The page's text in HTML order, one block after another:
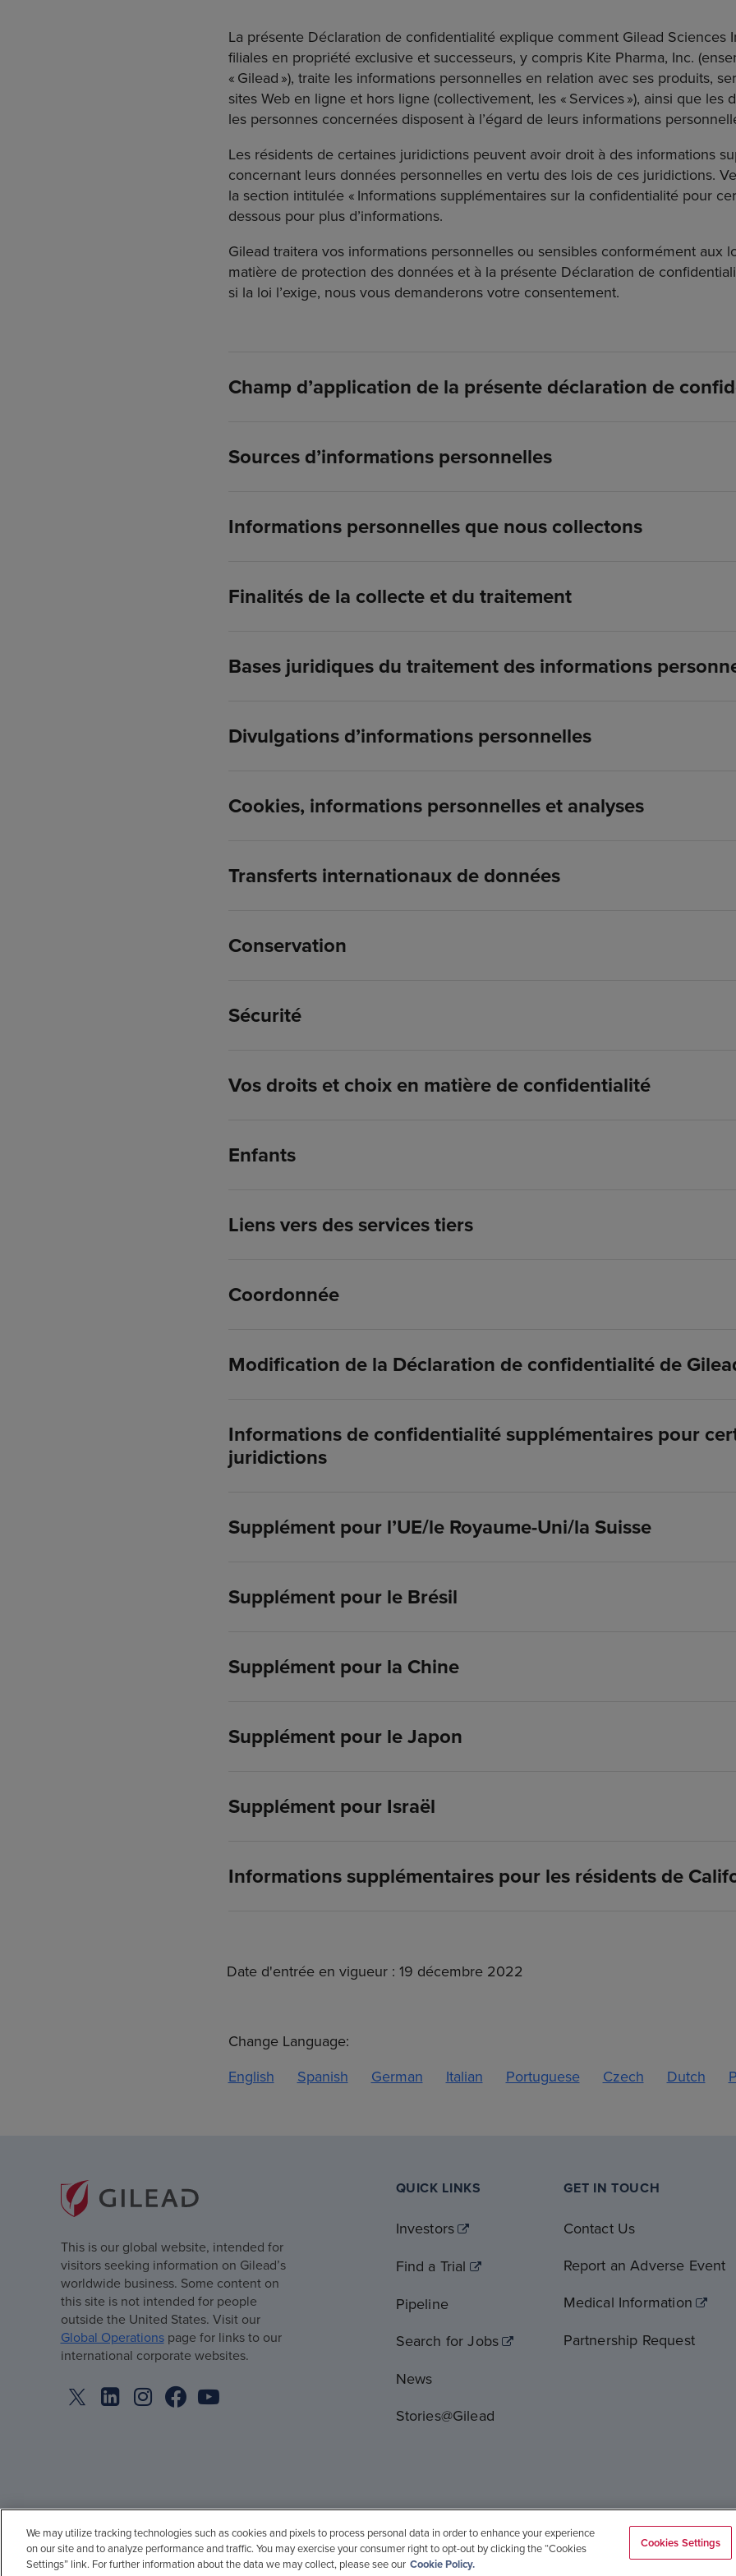
La présente Déclaration de confidentialité explique comment Gilead Sciences
filiales en propriété exclusive et successeurs, y compris Kite Pharma, Inc.
« Gilead »), traite les informations personnelles en relation avec ses produits,
sites Web en ligne et hors ligne (collectivement, les « Services »), ainsi que les
les personnes concernées disposent à l’égard de leurs informations
Les résidents de certaines juridictions peuvent avoir droit à des informations
concernant leurs données personnelles en vertu des lois de ces juridictions.
la section intitulée « Informations supplémentaires sur la confidentialité pour
dessous pour plus d’informations.
Gilead traitera vos informations personnelles ou sensibles conformément aux
matière de protection des données et à la présente Déclaration de
si la loi l’exige, nous vous demanderons votre consentement.
Champ d’application de la présente déclaration de
Sources d’informations personnelles
Informations personnelles que nous collectons
Finalités de la collecte et du traitement
Bases juridiques du traitement des informations
Divulgations d’informations personnelles
Cookies, informations personnelles et analyses
Transferts internationaux de données
Conservation
Sécurité
Vos droits et choix en matière de confidentialité
Enfants
Liens vers des services tiers
Coordonnée
Modification de la Déclaration de confidentialité de
Informations de confidentialité supplémentaires pour
juridictions
Supplément pour l’UE/le Royaume-Uni/la Suisse
Supplément pour le Brésil
Supplément pour la Chine
Supplément pour le Japon
Supplément pour Israël
Informations supplémentaires pour les résidents de
Date d'entrée en vigueur : 19 décembre 2022
Change Language:
English
Spanish German Italian Portuguese Czech Dutch
This is our global website, intended for
visitors seeking information on Gilead’s
worldwide business. Some content on
this site is not intended for people
outside the United States. Visit our
Global Operationspage for links to our
international corporate websites.
QUICK LINKS
Investors
Find a Trial
Pipeline
Search for Jobs
News
Stories@Gilead
GET IN TOUCH
Contact Us
Report an Adverse Event
Medical Information
Partnership Request
© 1996-2026 Gilead Sciences, Inc. All rights reserved. Global OperationsSitemap
We may utilize tracking technologies such as cookies and pixels to process personal data in order to enhance your experience
on our site and to analyze performance and traffic. You may exercise your consumer right to opt-out by clicking the “Cookies
Settings” link. For further information about the data we may collect, please see our Cookie Policy.
Cookies Settings